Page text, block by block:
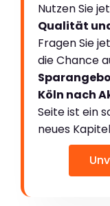
Nutzen Sie
Qualität
Fragen Sie
die Chance
Köln nach
Seite ist ein
neues